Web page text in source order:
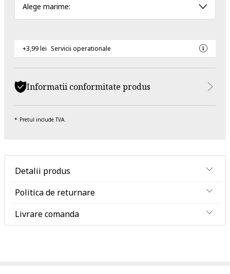
Alege marime:
+3,99 lei Servicii operationale
Informatii conformitate produs
Pretul include TVA.
Detalii produs
Politica de returnare
Livrare comanda